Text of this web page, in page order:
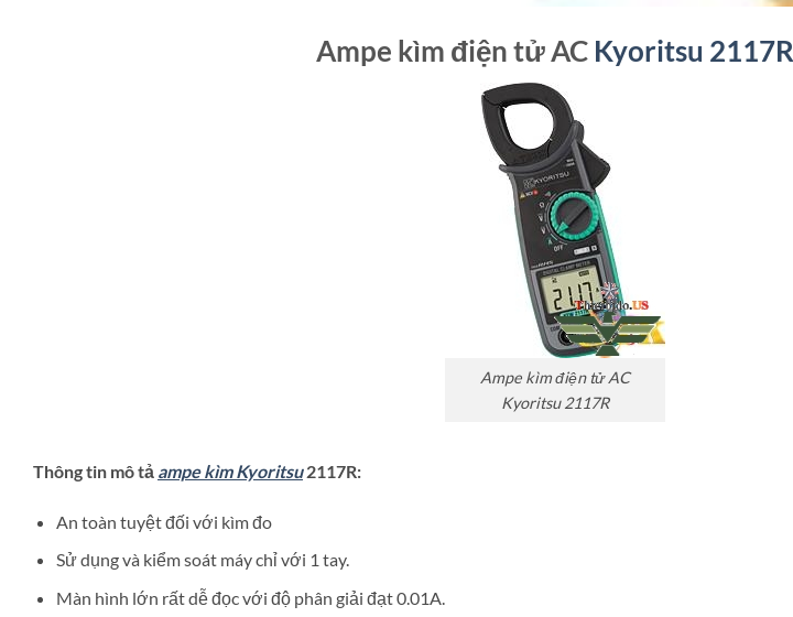
Ampe kìm điện tử AC Kyoritsu 2117R
Ampe kìm điện tử AC
Kyoritsu 2117R
Thông tin mô tả ampe kìm Kyoritsu2117R:
An toàn tuyệt đối với kìm đo
Sử dụng và kiểm soát máy chỉ với 1 tay.
Màn hình lớn rất dễ đọc với độ phân giải đạt 0.01A.